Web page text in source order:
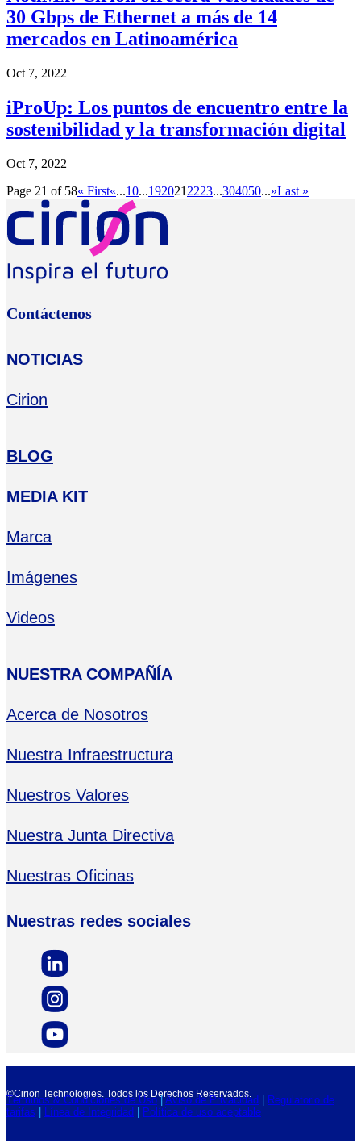
30 Gbps de Ethernet a más de 14
mercados en Latinoamérica
Oct 7, 2022
iProUp: Los puntos de encuentro entre la
sostenibilidad y la transformación digital
Oct 7, 2022
Page 21 of 58« First«...10...192021 2223...304050...»Last »
Contáctenos
NOTICIAS
Cirion
BLOG
MEDIA KIT
Marca
Imágenes
Videos
NUESTRA COMPAÑÍA
Acerca de Nosotros
Nuestra Infraestructura
Nuestros Valores
Nuestra Junta Directiva
Nuestras Oficinas
Nuestras redes sociales
©Cirion Technologies. Todos los Derechos Reservados.
Términos & Condiciones de Uso|Aviso de Privacidad
Regulatorio de
tarifas
Línea de Integridad Política de uso aceptable